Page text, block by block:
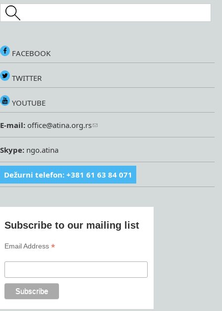
Search this site
FACEBOOK
TWITTER
YOUTUBE
E-mail: office@atina.org.rs
Skype: ngo.atina
Dežurni telefon: +381 61 63 84 071
Subscribe to our mailing list
Email Address*